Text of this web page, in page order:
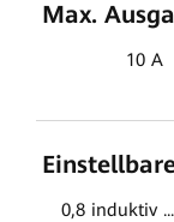
Max.
10 A
0,8 induktiv